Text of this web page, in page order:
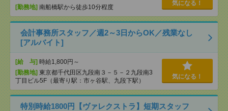
[勤務地] 南船橋駅から徒歩10分程度
気になる！
会計事務所スタッフ／週2～3日からOK／残業なし
[アルバイト]
[給 与] 時給1,800円～
[勤務地] 東京都千代田区九段南３－５－２九段南3
丁目ビル5F（最寄り駅：市ヶ谷駅、九段下駅）
気になる！
特別時給1800円【ヴァレクストラ】短期スタッフ